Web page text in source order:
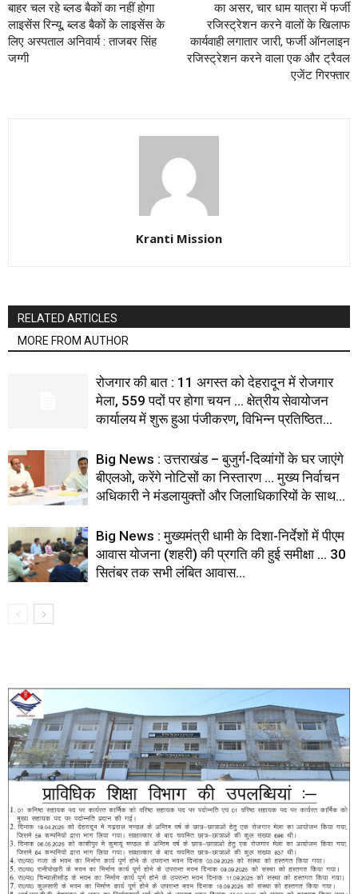
बाहर चल रहे ब्लड बैकों का नहीं होगा
लाइसेंस रिन्यू, ब्लड बैकों के लाइसेंस के
लिए अस्पताल अनिवार्य : ताजबर सिंह
जग्गी
का असर, चार धाम यात्रा में फर्जी
रजिस्ट्रेशन करने वालों के खिलाफ
कार्यवाही लगातार जारी, फर्जी ऑनलाइन
रजिस्ट्रेशन करने वाला एक और ट्रैवल
एजेंट गिरफ्तार
Kranti Mission
RELATED ARTICLES
MORE FROM AUTHOR
रोजगार की बात : 11 अगस्त को देहरादून में रोजगार
मेला, 559 पदों पर होगा चयन … क्षेत्रीय सेवायोजन
कार्यालय में शुरू हुआ पंजीकरण, विभिन्न प्रतिष्ठित...
Big News : उत्तराखंड – बुजुर्ग-दिव्यांगों के घर जाएंगे
बीएलओ, करेंगे नोटिसों का निस्तारण … मुख्य निर्वाचन
अधिकारी ने मंडलायुक्तों और जिलाधिकारियों के साथ...
Big News : मुख्यमंत्री धामी के दिशा-निर्देशों में पीएम
आवास योजना (शहरी) की प्रगति की हुई समीक्षा … 30
सितंबर तक सभी लंबित आवास...